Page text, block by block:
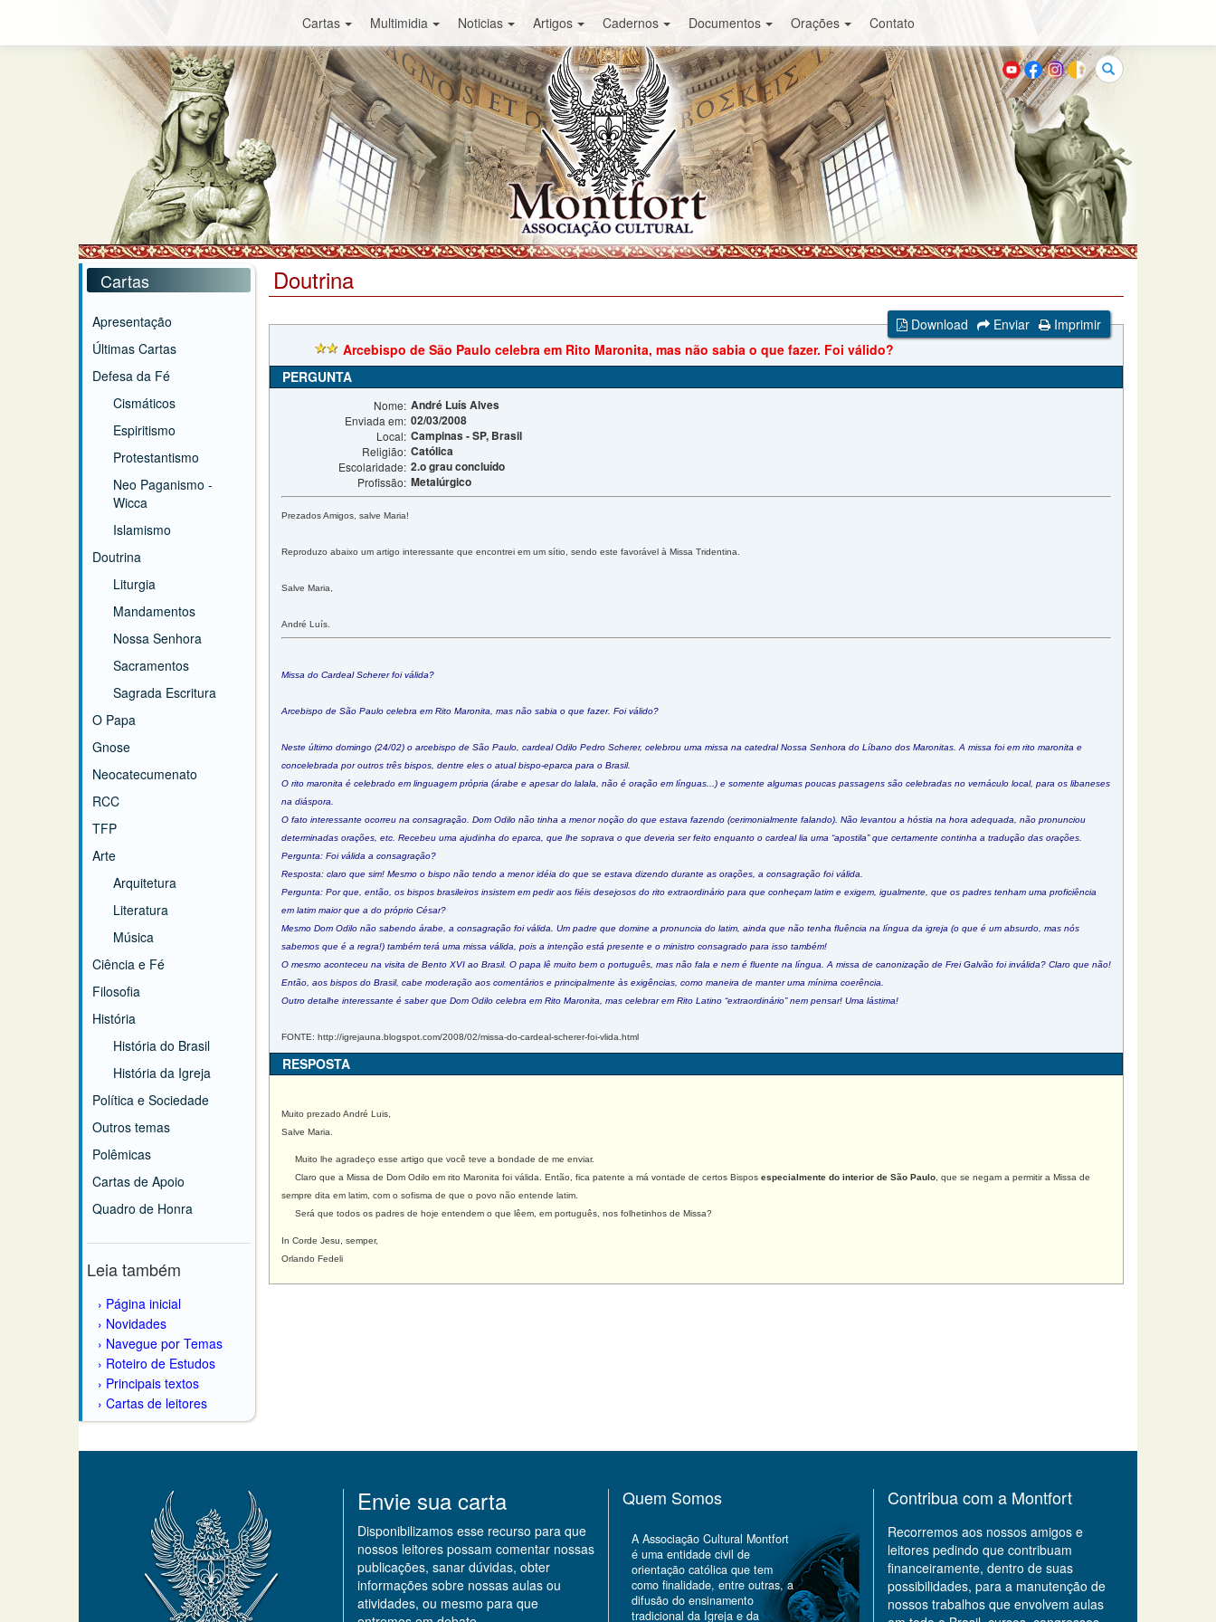
Cartas Multimidia Noticias Artigos Cadernos Documentos Orações Contato
Buscar
Cartas
Apresentação
Últimas Cartas
Defesa da Fé
Cismáticos
Espiritismo
Protestantismo
Neo Paganismo -
Wicca
Islamismo
Doutrina
Liturgia
Mandamentos
Nossa Senhora
Sacramentos
Sagrada Escritura
O Papa
Gnose
Neocatecumenato
RCC
TFP
Arte
Arquitetura
Literatura
Música
Ciência e Fé
Filosofia
História
História do Brasil
História da Igreja
Política e Sociedade
Outros temas
Polêmicas
Cartas de Apoio
Quadro de Honra
Leia também
Página inicial
Novidades
Navegue por Temas
Roteiro de Estudos
Principais textos
Cartas de leitores
Doutrina
Download Enviar
Imprimir
Arcebispo de São Paulo celebra em Rito Maronita, mas não sabia o que fazer. Foi válido?
PERGUNTA
Nome: André Luís Alves
Enviada em: 02/03/2008
Local: Campinas - SP, Brasil
Religião: Católica
Escolaridade: 2.o grau concluído
Profissão: Metalúrgico
Prezados Amigos, salve Maria!
Reproduzo abaixo um artigo interessante que encontrei em um sítio, sendo este favorável à Missa Tridentina.
Salve Maria,
André Luís.
Missa do Cardeal Scherer foi válida?
Arcebispo de São Paulo celebra em Rito Maronita, mas não sabia o que fazer. Foi válido?
Neste último domingo (24/02) o arcebispo de São Paulo, cardeal Odilo Pedro Scherer, celebrou uma missa na catedral Nossa Senhora do Líbano dos Maronitas. A missa foi em rito maronita e
concelebrada por outros três bispos, dentre eles o atual bispo-eparca para o Brasil.
O rito maronita é celebrado em linguagem própria (árabe e apesar do lalala, não é oração em línguas...) e somente algumas poucas passagens são celebradas no vernáculo local, para os libaneses
na diáspora.
O fato interessante ocorreu na consagração. Dom Odilo não tinha a menor noção do que estava fazendo (cerimonialmente falando). Não levantou a hóstia na hora adequada, não pronunciou
determinadas orações, etc. Recebeu uma ajudinha do eparca, que lhe soprava o que deveria ser feito enquanto o cardeal lia uma “apostila” que certamente continha a tradução das orações.
Pergunta: Foi válida a consagração?
Resposta: claro que sim! Mesmo o bispo não tendo a menor idéia do que se estava dizendo durante as orações, a consagração foi válida.
Pergunta: Por que, então, os bispos brasileiros insistem em pedir aos fiéis desejosos do rito extraordinário para que conheçam latim e exigem, igualmente, que os padres tenham uma proficiência
em latim maior que a do próprio César?
Mesmo Dom Odilo não sabendo árabe, a consagração foi válida. Um padre que domine a pronuncia do latim, ainda que não tenha fluência na língua da igreja (o que é um absurdo, mas nós
sabemos que é a regra!) também terá uma missa válida, pois a intenção está presente e o ministro consagrado para isso também!
O mesmo aconteceu na visita de Bento XVI ao Brasil. O papa lê muito bem o português, mas não fala e nem é fluente na língua. A missa de canonização de Frei Galvão foi inválida? Claro que não!
Então, aos bispos do Brasil, cabe moderação aos comentários e principalmente às exigências, como maneira de manter uma mínima coerência.
Outro detalhe interessante é saber que Dom Odilo celebra em Rito Maronita, mas celebrar em Rito Latino “extraordinário” nem pensar! Uma lástima!
FONTE: http://igrejauna.blogspot.com/2008/02/missa-do-cardeal-scherer-foi-vlida.html
RESPOSTA
Muito prezado André Luis,
Salve Maria.
Muito lhe agradeço esse artigo que você teve a bondade de me enviar.
Claro que a Missa de Dom Odilo em rito Maronita foi válida. Então, fica patente a má vontade de certos Bispos especialmente do interior de São Paulo , que se negam a permitir a Missa de
sempre dita em latim, com o sofisma de que o povo não entende latim.
Será que todos os padres de hoje entendem o que lêem, em português, nos folhetinhos de Missa?
In Corde Jesu, semper,
Orlando Fedeli
Envie sua carta
Disponibilizamos esse recurso para que
nossos leitores possam comentar nossas
publicações, sanar dúvidas, obter
informações sobre nossas aulas ou
atividades, ou mesmo para que
Quem Somos
A Associação Cultural Montfort
é uma entidade civil de
orientação católica que tem
como finalidade, entre outras, a
difusão do ensinamento
tradicional da Igreja e da
Contribua com a Montfort
Recorremos aos nossos amigos e
leitores pedindo que contribuam
financeiramente, dentro de suas
possibilidades, para a manutenção de
nossos trabalhos que envolvem aulas